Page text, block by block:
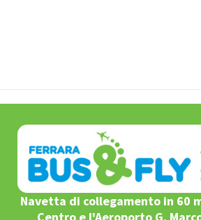
Navetta di collegamento in 60
Centro e l'Aeroporto G.